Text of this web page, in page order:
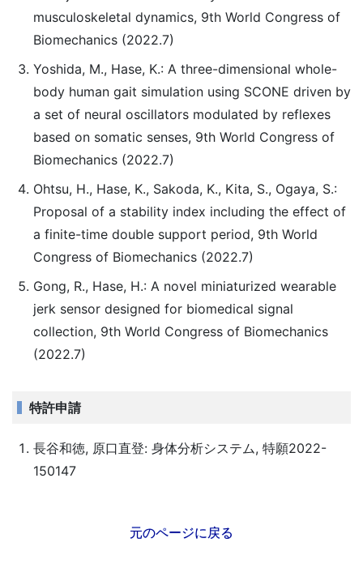
musculoskeletal dynamics, 9th World Congress of
Biomechanics (2022.7)
Yoshida, M., Hase, K.: A three-dimensional whole-
body human gait simulation using SCONE driven by
a set of neural oscillators modulated by reflexes
based on somatic senses, 9th World Congress of
Biomechanics (2022.7)
Ohtsu, H., Hase, K., Sakoda, K., Kita, S., Ogaya, S.:
Proposal of a stability index including the effect of
a finite-time double support period, 9th World
Congress of Biomechanics (2022.7)
Gong, R., Hase, H.: A novel miniaturized wearable
jerk sensor designed for biomedical signal
collection, 9th World Congress of Biomechanics
(2022.7)
特許申請
長谷和徳, 原口直登: 身体分析システム, 特願2022-
150147
元のページに戻る